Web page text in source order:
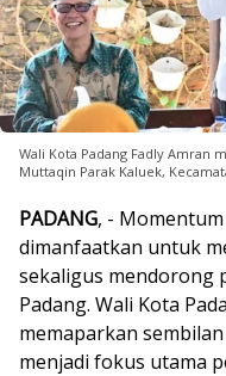
Wali Kota Padang Fadly Amran
Muttaqin Parak Kaluek,
PADANG, -
dimanfaatkan untuk
sekaligus mendorong
Padang. Wali Kota
memaparkan
menjadi fokus utama